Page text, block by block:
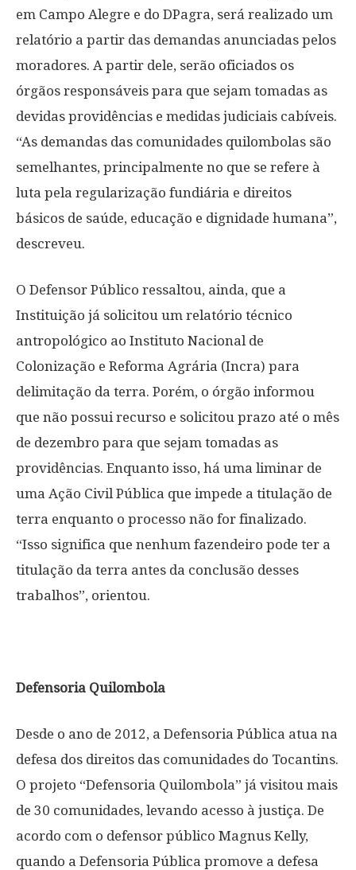
em Campo Alegre e do DPagra, será realizado um
relatório a partir das demandas anunciadas pelos
moradores. A partir dele, serão oficiados os
órgãos responsáveis para que sejam tomadas as
devidas providências e medidas judiciais cabíveis.
“As demandas das comunidades quilombolas são
semelhantes, principalmente no que se refere à
luta pela regularização fundiária e direitos
básicos de saúde, educação e dignidade humana”,
descreveu.
O Defensor Público ressaltou, ainda, que a
Instituição já solicitou um relatório técnico
antropológico ao Instituto Nacional de
Colonização e Reforma Agrária (Incra) para
delimitação da terra. Porém, o órgão informou
que não possui recurso e solicitou prazo até o mês
de dezembro para que sejam tomadas as
providências. Enquanto isso, há uma liminar de
uma Ação Civil Pública que impede a titulação de
terra enquanto o processo não for finalizado.
“Isso significa que nenhum fazendeiro pode ter a
titulação da terra antes da conclusão desses
trabalhos”, orientou.
Defensoria Quilombola
Desde o ano de 2012, a Defensoria Pública atua na
defesa dos direitos das comunidades do Tocantins.
O projeto “Defensoria Quilombola” já visitou mais
de 30 comunidades, levando acesso à justiça. De
acordo com o defensor público Magnus Kelly,
quando a Defensoria Pública promove a defesa